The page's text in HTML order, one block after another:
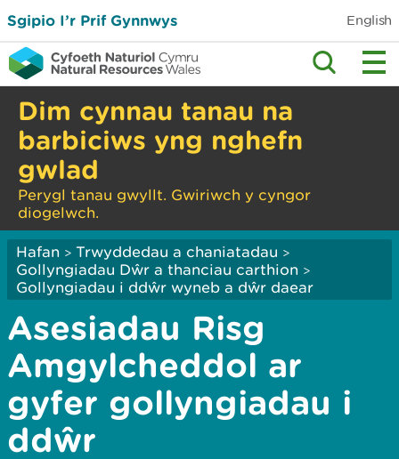
Sgipio I’r Prif Gynnwys English
Dim cynnau tanau na
barbiciws yng nghefn
gwlad
Perygl tanau gwyllt. Gwiriwch y cyngor
diogelwch.
Hafan > Trwyddedau a chaniatadau >
Gollyngiadau Dŵr a thanciau carthion >
Gollyngiadau i ddŵr wyneb a dŵr daear
Asesiadau Risg
Amgylcheddol ar
gyfer gollyngiadau i
ddŵr